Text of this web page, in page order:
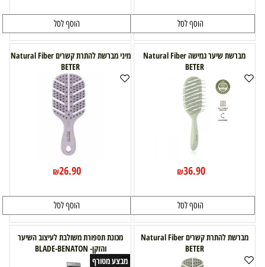
הוסף לסל הוסף לסל
מברשת שיער גמישה Natural Fiber
BETER
₪36.90
הוסף לסל
מיני מברשת להתרת קשרים Natural Fiber
BETER
₪26.90
הוסף לסל
מברשת להתרת קשרים Natural Fiber
BETER
מכונת תספורת משולבת לעיצוב השיער
והזקן- BLADE-BENATON
מבצע מטורף